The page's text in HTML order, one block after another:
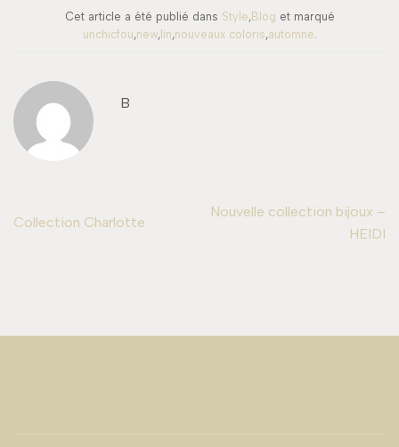
Cet article a été publié dans Style,Blog et marqué
unchicfou,new,lin,nouveaux coloris,automne.
B
Collection Charlotte
Nouvelle collection bijoux –
HEIDI